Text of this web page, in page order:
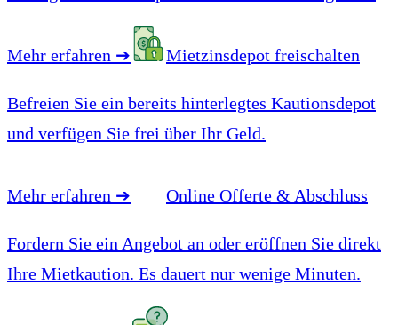
Mehr erfahren ➔ Mietzinsdepot freischalten
Befreien Sie ein bereits hinterlegtes Kautionsdepot
und verfügen Sie frei über Ihr Geld.
Mehr erfahren ➔ Online Offerte & Abschluss
Fordern Sie ein Angebot an oder eröffnen Sie direkt
Ihre Mietkaution. Es dauert nur wenige Minuten.